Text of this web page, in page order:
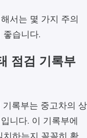
서는 몇 가지 주의
습니다.
점검 기록부
기록부는 중고차의 상
니다. 이 기록부에
치하는지 꼼꼼히 확